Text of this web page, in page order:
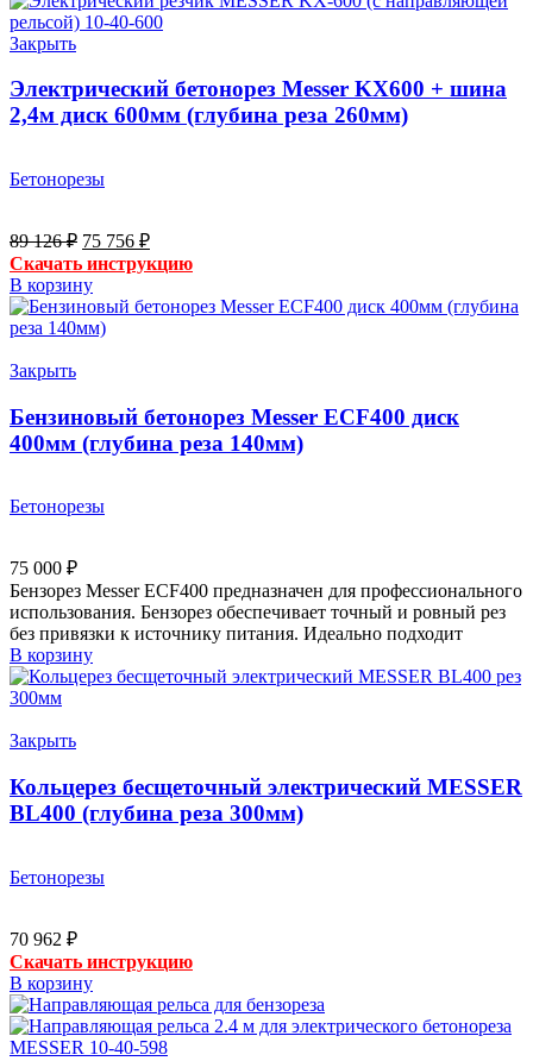
Закрыть
Электрический бетонорез Messer KX600 + шина
2,4м диск 600мм (глубина реза 260мм)
Бетонорезы
89 126₽ Первоначальная
цена
составляла
89
126 ₽.
75 756 ₽Текущая
цена:
75
756 ₽.
Скачать инструкцию
В корзину
Закрыть
Бензиновый бетонорез Messer ECF400 диск
400мм (глубина реза 140мм)
Бетонорезы
75 000 ₽
Бензорез Messer ECF400 предназначен для профессионального
использования. Бензорез обеспечивает точный и ровный рез
без привязки к источнику питания. Идеально подходит
В корзину
Закрыть
Кольцерез бесщеточный электрический MESSER
BL400 (глубина реза 300мм)
Бетонорезы
70 962 ₽
Скачать инструкцию
В корзину